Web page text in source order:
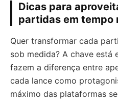
Dicas para
partidas em tempo
Quer transformar cada
sob medida? A chave está
fazem a diferença entre
cada lance como
máximo das plataformas